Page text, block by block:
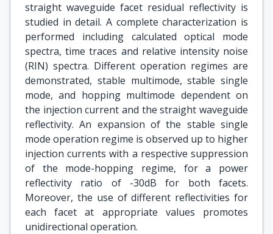
straight waveguide facet residual reflectivity is
studied in detail. A complete characterization is
performed including calculated optical mode
spectra, time traces and relative intensity noise
(RIN) spectra. Different operation regimes are
demonstrated, stable multimode, stable single
mode, and hopping multimode dependent on
the injection current and the straight waveguide
reflectivity. An expansion of the stable single
mode operation regime is observed up to higher
injection currents with a respective suppression
of the mode-hopping regime, for a power
reflectivity ratio of -30dB for both facets.
Moreover, the use of different reflectivities for
each facet at appropriate values promotes
unidirectional operation.